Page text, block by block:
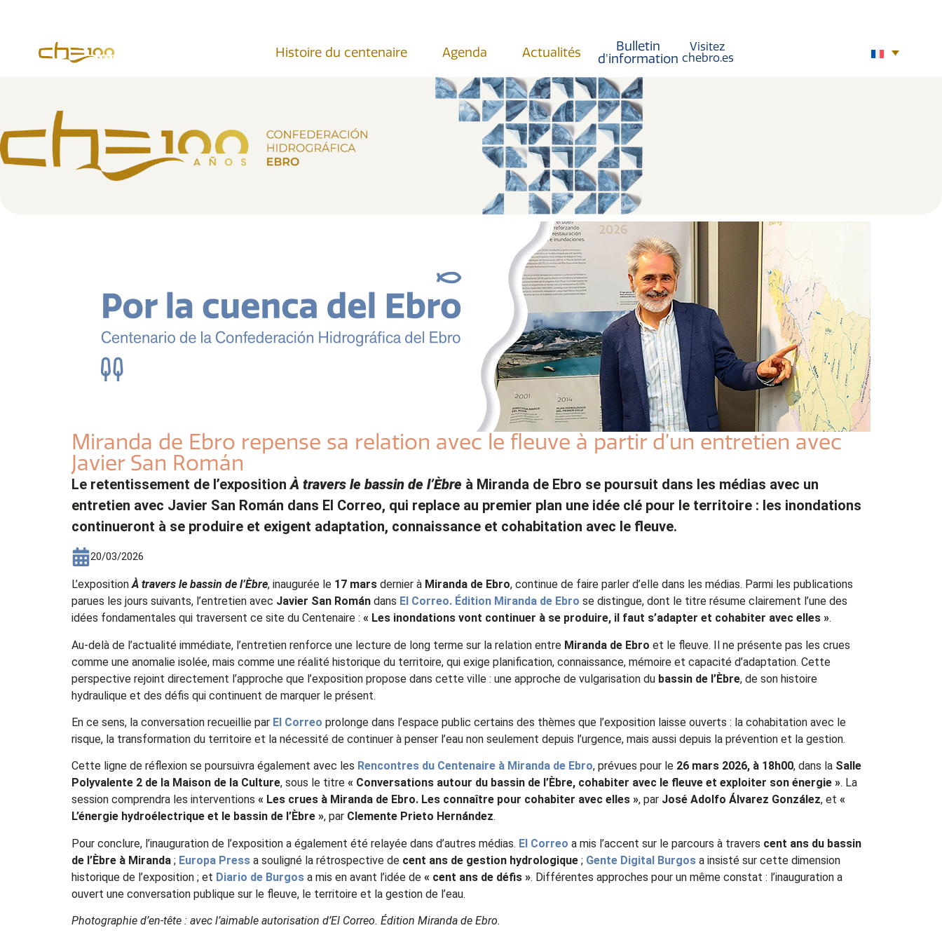
Histoire du centenaire Agenda Actualités
Bulletin
d'information
Visitez
chebro.es
Miranda de Ebro repense sa relation avec le fleuve à partir d’un entretien avec
Javier San Román
Le retentissement de l’expositionÀ travers le bassin de l’Èbre à Miranda de Ebro se poursuit dans les médias avec un
entretien avec Javier San Román dans El Correo, qui replace au premier plan une idée clé pour le territoire : les inondations
continueront à se produire et exigent adaptation, connaissance et cohabitation avec le fleuve.
20/03/2026
L’expositionÀ travers le bassin de l’Èbre, inaugurée le 17 mars dernier à Miranda de Ebro, continue de faire parler d’elle dans les médias. Parmi les publications
parues les jours suivants, l’entretien avec Javier San Román dans El Correo. Édition Miranda de Ebro se distingue, dont le titre résume clairement l’une des
idées fondamentales qui traversent ce site du Centenaire : « Les inondations vont continuer à se produire, il faut s’adapter et cohabiter avec elles ».
Au-delà de l’actualité immédiate, l’entretien renforce une lecture de long terme sur la relation entre Miranda de Ebro et le fleuve. Il ne présente pas les crues
comme une anomalie isolée, mais comme une réalité historique du territoire, qui exige planification, connaissance, mémoire et capacité d’adaptation. Cette
perspective rejoint directement l’approche que l’exposition propose dans cette ville : une approche de vulgarisation du bassin de l’Èbre, de son histoire
hydraulique et des défis qui continuent de marquer le présent.
En ce sens, la conversation recueillie par El Correo prolonge dans l’espace public certains des thèmes que l’exposition laisse ouverts : la cohabitation avec le
risque, la transformation du territoire et la nécessité de continuer à penser l’eau non seulement depuis l’urgence, mais aussi depuis la prévention et la gestion.
Cette ligne de réflexion se poursuivra également avec les Rencontres du Centenaire à Miranda de Ebro, prévues pour le 26 mars 2026, à 18h00, dans la Salle
Polyvalente 2 de la Maison de la Culture, sous le titre « Conversations autour du bassin de l’Èbre, cohabiter avec le fleuve et exploiter son énergie ». La
session comprendra les interventions « Les crues à Miranda de Ebro. Les connaître pour cohabiter avec elles », par José Adolfo Álvarez González, et «
L’énergie hydroélectrique et le bassin de l’Èbre », par Clemente Prieto Hernández.
Pour conclure, l’inauguration de l’exposition a également été relayée dans d’autres médias. El Correo a mis l’accent sur le parcours à travers cent ans du bassin
de l’Èbre à Miranda ; Europa Press a souligné la rétrospective de cent ans de gestion hydrologique ; Gente Digital Burgos a insisté sur cette dimension
historique de l’exposition ; et Diario de Burgos a mis en avant l’idée de « cent ans de défis ». Différentes approches pour un même constat : l’inauguration a
ouvert une conversation publique sur le fleuve, le territoire et la gestion de l’eau.
Photographie d’en-tête : avec l’aimable autorisation d’El Correo. Édition Miranda de Ebro.